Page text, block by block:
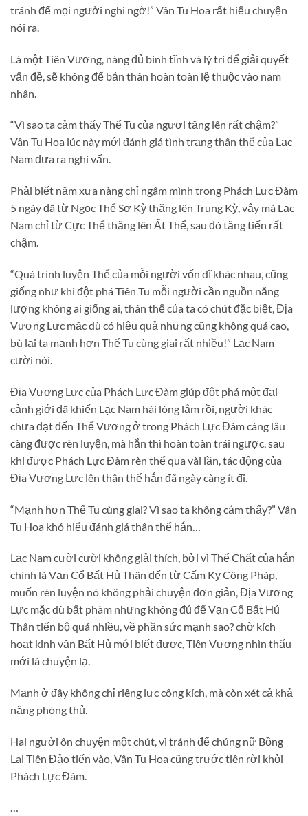
tránh để mọi người nghi ngờ!” Vân Tu Hoa rất hiểu chuyện
nói ra.
Là một Tiên Vương, nàng đủ bình tĩnh và lý trí để giải quyết
vấn đề, sẽ không để bản thân hoàn toàn lệ thuộc vào nam
nhân.
“Vì sao ta cảm thấy Thể Tu của ngươi tăng lên rất chậm?”
Vân Tu Hoa lúc này mới đánh giá tình trạng thân thể của Lạc
Nam đưa ra nghi vấn.
Phải biết năm xưa nàng chỉ ngâm mình trong Phách Lực Đàm
5 ngày đã từ Ngọc Thể Sơ Kỳ thăng lên Trung Kỳ, vậy mà Lạc
Nam chỉ từ Cực Thể thăng lên Ất Thể, sau đó tăng tiến rất
chậm.
“Quá trình luyện Thể của mỗi người vốn dĩ khác nhau, cũng
giống như khi đột phá Tiên Tu mỗi người cần nguồn năng
lượng không ai giống ai, thân thể của ta có chút đặc biệt, Địa
Vương Lực mặc dù có hiệu quả nhưng cũng không quá cao,
bù lại ta mạnh hơn Thể Tu cùng giai rất nhiều!” Lạc Nam
cười nói.
Địa Vương Lực của Phách Lực Đàm giúp đột phá một đại
cảnh giới đã khiến Lạc Nam hài lòng lắm rồi, người khác
chưa đạt đến Thể Vương ở trong Phách Lực Đàm càng lâu
càng được rèn luyện, mà hắn thì hoàn toàn trái ngược, sau
khi được Phách Lực Đàm rèn thể qua vài lần, tác động của
Địa Vương Lực lên thân thể hắn đã ngày càng ít đi.
“Mạnh hơn Thể Tu cùng giai? Vì sao ta không cảm thấy?” Vân
Tu Hoa khó hiểu đánh giá thân thể hắn…
Lạc Nam cười cười không giải thích, bởi vì Thể Chất của hắn
chính là Vạn Cổ Bất Hủ Thân đến từ Cấm Kỵ Công Pháp,
muốn rèn luyện nó không phải chuyện đơn giản, Địa Vương
Lực mặc dù bất phàm nhưng không đủ để Vạn Cổ Bất Hủ
Thân tiến bộ quá nhiều, về phần sức mạnh sao? chờ kích
hoạt kinh văn Bất Hủ mới biết được, Tiên Vương nhìn thấu
mới là chuyện lạ.
Mạnh ở đây không chỉ riêng lực công kích, mà còn xét cả khả
năng phòng thủ.
Hai người ôn chuyện một chút, vì tránh để chúng nữ Bồng
Lai Tiên Đảo tiến vào, Vân Tu Hoa cũng trước tiên rời khỏi
Phách Lực Đàm.